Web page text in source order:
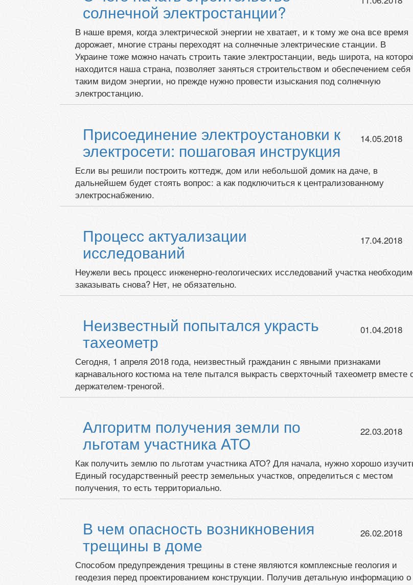
солнечной электростанции?
В наше время, когда электрической энергии не хватает, и к тому же она все время
дорожает, многие страны переходят на солнечные электрические станции. В
Украине тоже можно начать строить такие электростанции, ведь широта, на
находится наша страна, позволяет заняться строительством и обеспечением себя
таким видом энергии, но прежде нужно провести изыскания под солнечную
электростанцию.
Присоединение электроустановки к
электросети: пошаговая инструкция
14.05.2018
Если вы решили построить коттедж, дом или небольшой домик на даче, в
дальнейшем будет стоять вопрос: а как подключиться к централизованному
электроснабжению.
Процесс актуализации
исследований
17.04.2018
Неужели весь процесс инженерно-геологических исследований участка
заказывать снова? Нет, не обязательно.
Неизвестный попытался украсть
тахеометр
01.04.2018
Сегодня, 1 апреля 2018 года, неизвестный гражданин с явными признаками
карнавального костюма на теле пытался выкрасть сверхточный тахеометр вместе
держателем-треногой.
Алгоритм получения земли по
льготам участника АТО
22.03.2018
Как получить землю по льготам участника АТО? Для начала, нужно хорошо
Единый государственный реестр земельных участков, определиться с местом
получения, то есть территориально.
В чем опасность возникновения
трещины в доме
26.02.2018
Способом предупреждения трещины в стене являются комплексные геология и
геодезия перед проектированием конструкции. Получив детальную информацию о